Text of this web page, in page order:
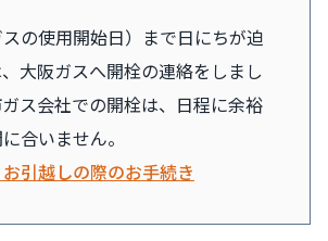
の使用開始日）まで日にちが迫
大阪ガスへ開栓の連絡をしまし
ス会社での開栓は、日程に余裕
合いません。
引越しの際のお手続き